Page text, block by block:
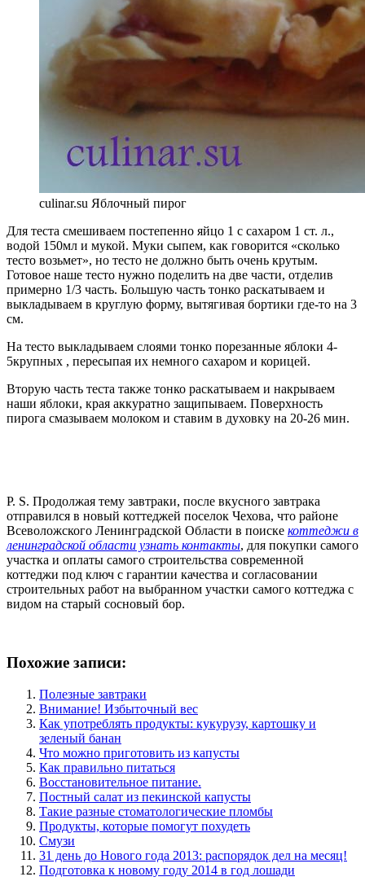
culinar.su Яблочный пирог
Для теста смешиваем постепенно яйцо 1 с сахаром 1 ст. л.,
водой 150мл и мукой. Муки сыпем, как говорится «сколько
тесто возьмет», но тесто не должно быть очень крутым.
Готовое наше тесто нужно поделить на две части, отделив
примерно 1/3 часть. Большую часть тонко раскатываем и
выкладываем в круглую форму, вытягивая бортики где-то на 3
см.
На тесто выкладываем слоями тонко порезанные яблоки 4-
5крупных , пересыпая их немного сахаром и корицей.
Вторую часть теста также тонко раскатываем и накрываем
наши яблоки, края аккуратно защипываем. Поверхность
пирога смазываем молоком и ставим в духовку на 20-26 мин.
P. S. Продолжая тему завтраки, после вкусного завтрака
отправился в новый коттеджей поселок Чехова, что районе
Всеволожского Ленинградской Области в поиске коттеджи в
ленинградской области узнать контакты, для покупки самого
участка и оплаты самого строительства современной
коттеджи под ключ с гарантии качества и согласовании
строительных работ на выбранном участки самого коттеджа с
видом на старый сосновый бор.
Похожие записи:
Полезные завтраки
Внимание! Избыточный вес
Как употреблять продукты: кукурузу, картошку и
зеленый банан
Что можно приготовить из капусты
Как правильно питаться
Восстановительное питание.
Постный салат из пекинской капусты
Такие разные стоматологические пломбы
Продукты, которые помогут похудеть
Смузи
31 день до Нового года 2013: распорядок дел на месяц!
Подготовка к новому году 2014 в год лошади